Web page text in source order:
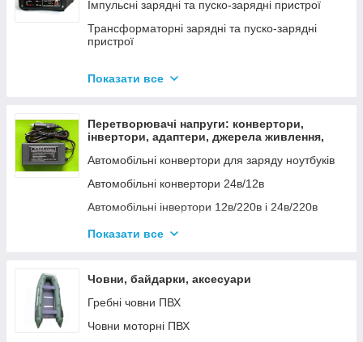
Імпульсні зарядні та пуско-зарядні пристрої
Трансформаторні зарядні та пуско-зарядні
пристрої
Показати все
Перетворювачі напруги: конвертори,
інвертори, адаптери, джерела живлення,
Автомобільні конвертори для заряду ноутбуків
Автомобільні конвертори 24в/12в
Автомобільні інвертори 12в/220в і 24в/220в
Вольтметры
Показати все
Човни, байдарки, аксесуари
Гребні човни ПВХ
Човни моторні ПВХ